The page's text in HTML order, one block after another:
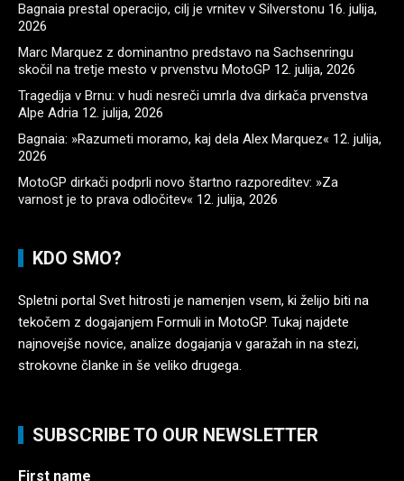
Bagnaia prestal operacijo, cilj je vrnitev v Silverstonu 16. julija,
2026
Marc Marquez z dominantno predstavo na Sachsenringu
skočil na tretje mesto v prvenstvu MotoGP 12. julija, 2026
Tragedija v Brnu: v hudi nesreči umrla dva dirkača prvenstva
Alpe Adria 12. julija, 2026
Bagnaia: »Razumeti moramo, kaj dela Alex Marquez« 12. julija,
2026
MotoGP dirkači podprli novo štartno razporeditev: »Za
varnost je to prava odločitev« 12. julija, 2026
KDO SMO?
Spletni portal Svet hitrosti je namenjen vsem, ki želijo biti na
tekočem z dogajanjem Formuli in MotoGP. Tukaj najdete
najnovejše novice, analize dogajanja v garažah in na stezi,
strokovne članke in še veliko drugega.
SUBSCRIBE TO OUR NEWSLETTER
First name